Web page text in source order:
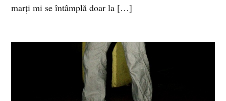
marţi mi se întâmplă doar la […]